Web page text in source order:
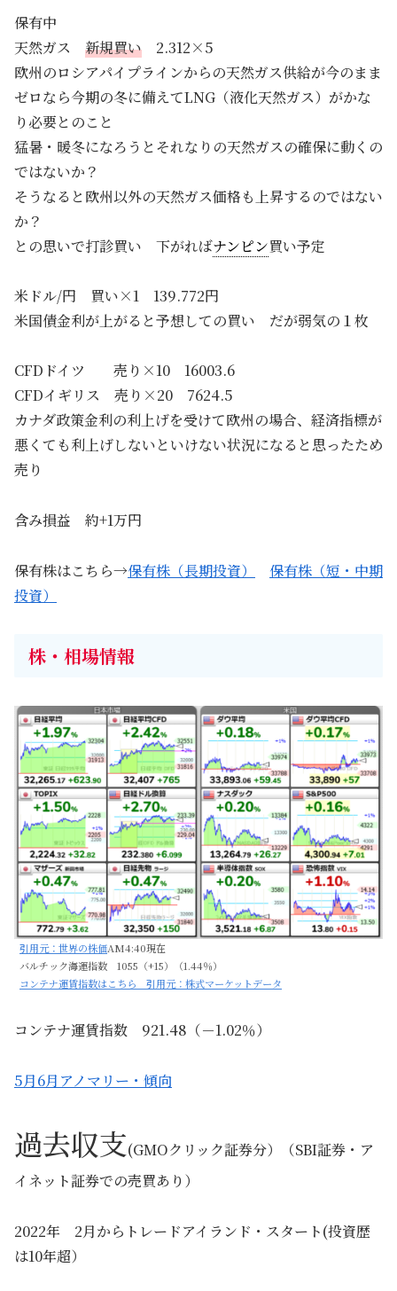
保有中
天然ガス 新規買い 2.312×5
欧州のロシアパイプラインからの天然ガス供給が今のまま
ゼロなら今期の冬に備えてLNG（液化天然ガス）がかな
り必要とのこと
猛暑・暖冬になろうとそれなりの天然ガスの確保に動くの
ではないか？
そうなると欧州以外の天然ガス価格も上昇するのではない
か？
との思いで打診買い 下がればナンピン買い予定
米ドル/円 買い×1 139.772円
米国債金利が上がると予想しての買い だが弱気の１枚
CFDドイツ 売り×10 16003.6
CFDイギリス 売り×20 7624.5
カナダ政策金利の利上げを受けて欧州の場合、経済指標が
悪くても利上げしないといけない状況になると思ったため
売り
含み損益 約+1万円
保有株はこちら→保有株（長期投資）
保有株（短・中期
投資）
株・相場情報
引用元：世界の株価AM4:40現在
バルチック海運指数 1055（+15）（1.44％）
コンテナ運賃指数はこちら 引用元：株式マーケットデータ
コンテナ運賃指数 921.48（－1.02％）
5月6月アノマリー・傾向
過去収支(GMOクリック証券分）（SBI証券・ア
イネット証券での売買あり）
2022年 2月からトレードアイランド・スタート(投資歴
は10年超）